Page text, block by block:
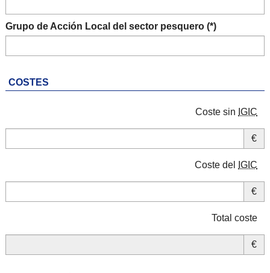
Grupo de Acción Local del sector pesquero (*)
COSTES
Coste sin IGIC
€
Coste del IGIC
€
Total coste
€